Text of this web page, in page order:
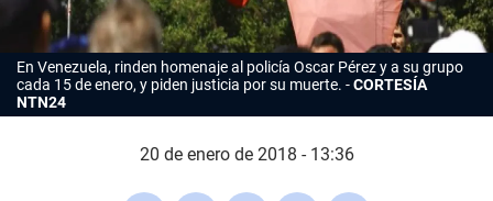
En Venezuela, rinden homenaje al policía Oscar Pérez y a su grupo
cada 15 de enero, y piden justicia por su muerte.
CORTESÍA
NTN24
20 de enero de 2018 - 13:36